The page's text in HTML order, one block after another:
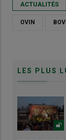
ACTUALITÉS
OVIN
LES PLUS